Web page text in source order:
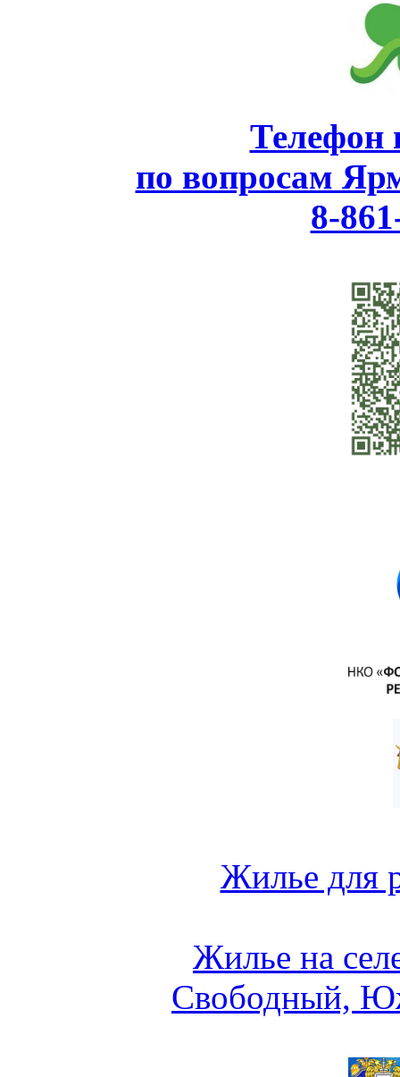
Телефон
по вопросам
8-
Жилье для
Жилье на
Свободный,